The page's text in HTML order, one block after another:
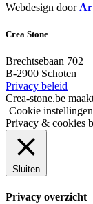
Webdesign door
Crea Stone
Brechtsebaan 702
B-2900 Schoten
Privacy beleid
Crea-stone.be
Cookie instellingen
Privacy & cookies
Sluiten
Privacy overzicht